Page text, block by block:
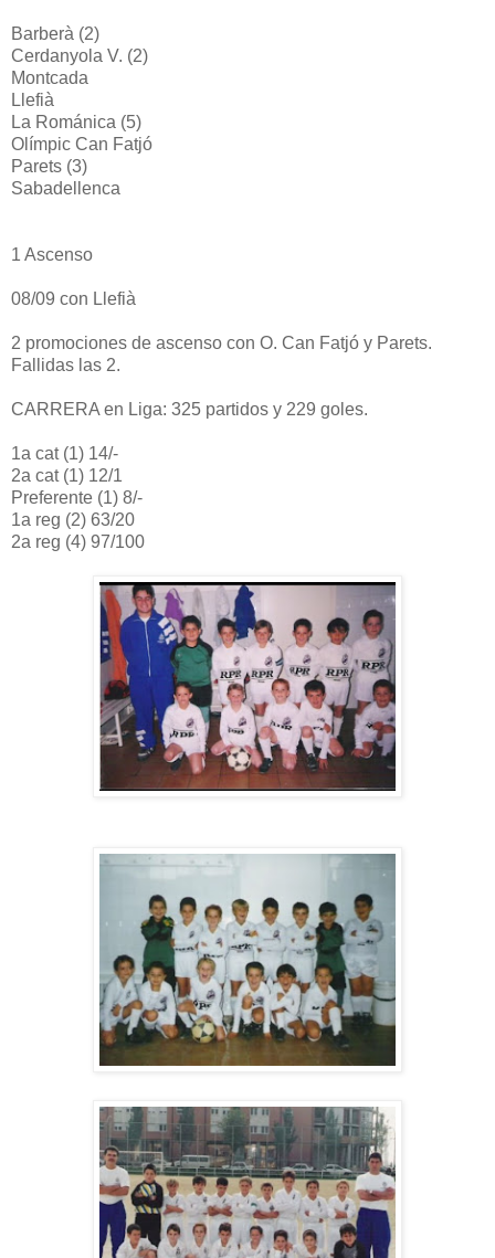
Barberà (2)
Cerdanyola V. (2)
Montcada
Llefià
La Románica (5)
Olímpic Can Fatjó
Parets (3)
Sabadellenca
1 Ascenso
08/09 con Llefià
2 promociones de ascenso con O. Can Fatjó y Parets.
Fallidas las 2.
CARRERA en Liga: 325 partidos y 229 goles.
1a cat (1) 14/-
2a cat (1) 12/1
Preferente (1) 8/-
1a reg (2) 63/20
2a reg (4) 97/100